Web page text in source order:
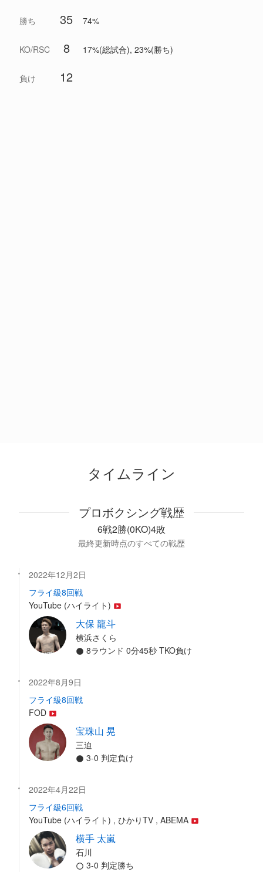
勝ち 35 74%
KO/RSC 8 17%(総試合), 23%(勝ち)
負け 12
タイムライン
プロボクシング戦歴
6戦2勝(0KO)4敗
最終更新時点のすべての戦歴
2022年12月2日
フライ級8回戦
YouTube (ハイライト)
大保 龍斗
横浜さくら
8ラウンド 0分45秒 TKO負け
2022年8月9日
フライ級8回戦
FOD
宝珠山 晃
三迫
3-0 判定負け
2022年4月22日
フライ級6回戦
YouTube (ハイライト) , ひかりTV , ABEMA
横手 太嵐
石川
3-0 判定勝ち